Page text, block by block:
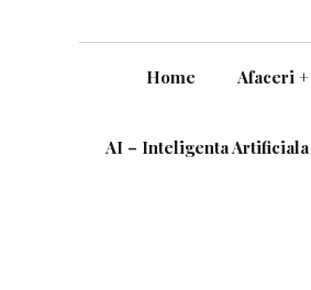
Home Afaceri +
AI – Inteligenta Artificiala